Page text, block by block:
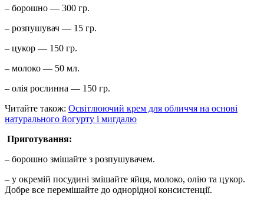
– борошно — 300 гр.
– розпушувач — 15 гр.
– цукор — 150 гр.
– молоко — 50 мл.
– олія рослинна — 150 гр.
Читайте також: Освітлюючий крем для обличчя на основі
натурального йогурту і мигдалю
Приготування:
– борошно змішайте з розпушувачем.
– у окремій посудині змішайте яйця, молоко, олію та цукор.
Добре все перемішайте до однорідної консистенції.